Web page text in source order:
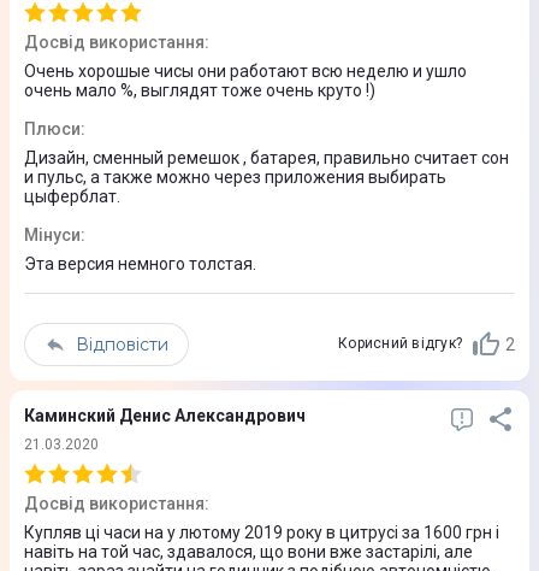
Діагональ дисплея
1.28"
176 x 176
Сенсорний дисплей
Ні
Тип екрану: Сенсорний 2.5D
Екран: Рефлективний, Кольоровий
Gorilla Glass 3 з олеофобним покриттям
Технічні характеристики
Датчики
Геомагнітний датчик
Досвід використання:
Очень хорошые чисы они работают всю неделю и ушло
очень мало %, выглядят тоже очень круто !)
Плюси:
Дизайн, сменный ремешок , батарея, правильно считает сон
и пульс, а также можно через приложения выбирать
цыферблат.
Мінуси:
Эта версия немного толстая.
Відповісти Корисний відгук? 2
Каминский Денис Александрович
21.03.2020
Досвід використання:
Купляв ці часи на у лютому 2019 року в цитрусі за 1600 грн і
навіть на той час, здавалося, що вони вже застарілі, але